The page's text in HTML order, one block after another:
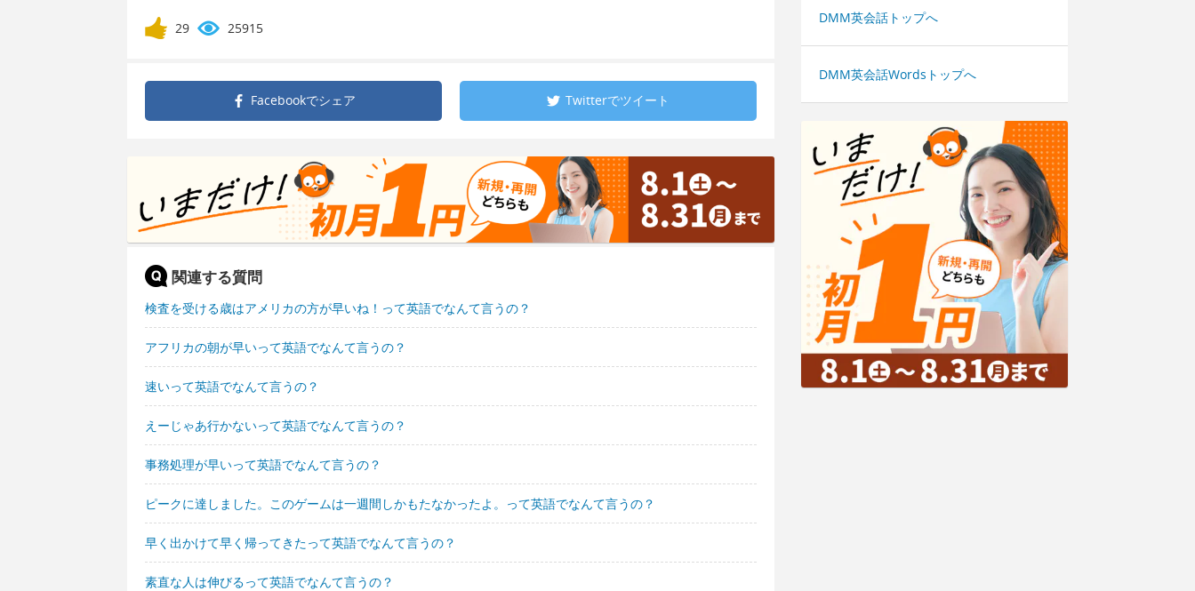
29 25915
Facebookでシェア Twitterでツイート
関連する質問
検査を受ける歳はアメリカの方が早いね！って英語でなんて言うの？
アフリカの朝が早いって英語でなんて言うの？
速いって英語でなんて言うの？
えーじゃあ行かないって英語でなんて言うの？
事務処理が早いって英語でなんて言うの？
ピークに達しました。このゲームは一週間しかもたなかったよ。って英語でなんて言うの？
早く出かけて早く帰ってきたって英語でなんて言うの？
素直な人は伸びるって英語でなんて言うの？
DMM英会話トップへ
DMM英会話Wordsトップへ